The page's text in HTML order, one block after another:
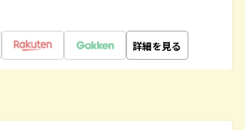
詳細を見る